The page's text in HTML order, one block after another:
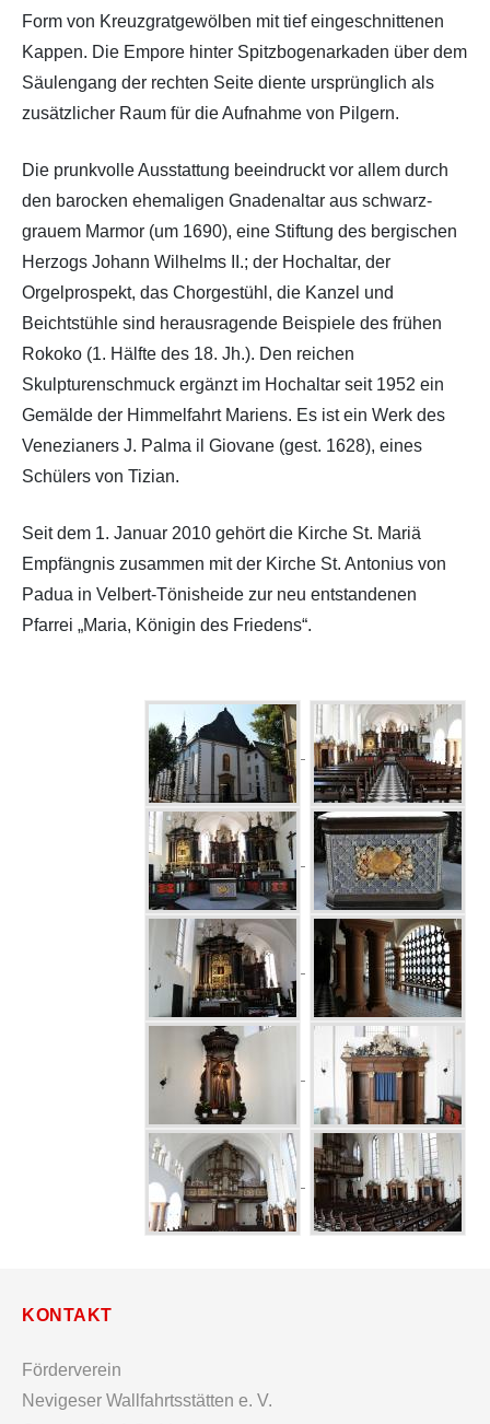
Form von Kreuzgratgewölben mit tief eingeschnittenen
Kappen. Die Empore hinter Spitzbogenarkaden über dem
Säulengang der rechten Seite diente ursprünglich als
zusätzlicher Raum für die Aufnahme von Pilgern.
Die prunkvolle Ausstattung beeindruckt vor allem durch
den barocken ehemaligen Gnadenaltar aus schwarz-
grauem Marmor (um 1690), eine Stiftung des bergischen
Herzogs Johann Wilhelms II.; der Hochaltar, der
Orgelprospekt, das Chorgestühl, die Kanzel und
Beichtstühle sind herausragende Beispiele des frühen
Rokoko (1. Hälfte des 18. Jh.). Den reichen
Skulpturenschmuck ergänzt im Hochaltar seit 1952 ein
Gemälde der Himmelfahrt Mariens. Es ist ein Werk des
Venezianers J. Palma il Giovane (gest. 1628), eines
Schülers von Tizian.
Seit dem 1. Januar 2010 gehört die Kirche St. Mariä
Empfängnis zusammen mit der Kirche St. Antonius von
Padua in Velbert-Tönisheide zur neu entstandenen
Pfarrei „Maria, Königin des Friedens“.
KONTAKT
Förderverein
Nevigeser Wallfahrtsstätten e. V.